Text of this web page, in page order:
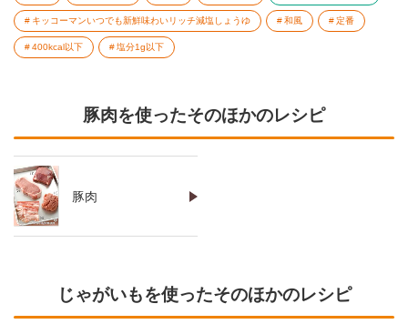
キッコーマンいつでも新鮮味わいリッチ減塩しょうゆ 和風 定番
400kcal以下 塩分1g以下
豚肉を使ったそのほかのレシピ
豚肉
じゃがいもを使ったそのほかのレシピ